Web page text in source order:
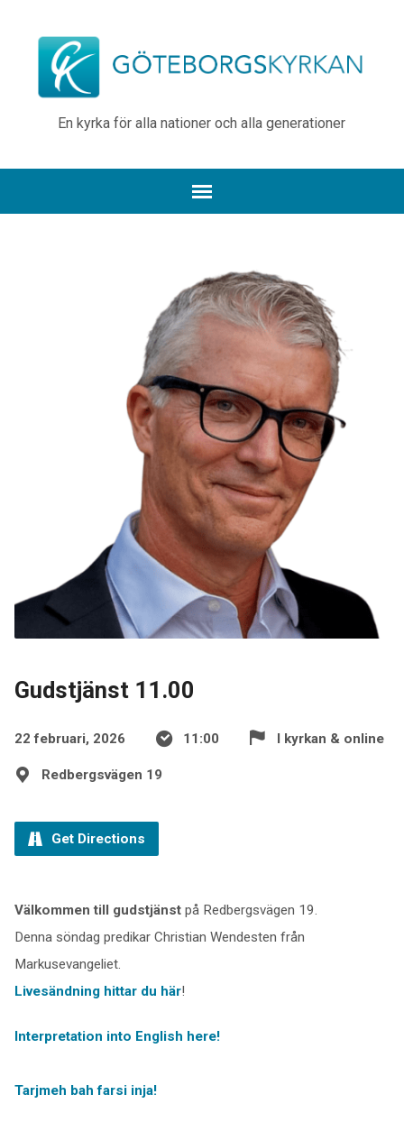
En kyrka för alla nationer och alla generationer
Gudstjänst 11.00
22 februari, 2026 11:00 I kyrkan & online
Redbergsvägen 19
Get Directions
Välkommen till gudstjänst på Redbergsvägen 19.
Denna söndag predikar Christian Wendesten från
Markusevangeliet.
Livesändning hittar du här!
Interpretation into English here!
Tarjmeh bah farsi inja!